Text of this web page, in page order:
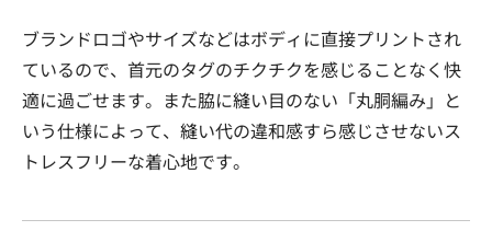
ブランドロゴやサイズなどはボディに直接プリントされ
ているので、首元のタグのチクチクを感じることなく快
適に過ごせます。また脇に縫い目のない「丸胴編み」と
いう仕様によって、縫い代の違和感すら感じさせないス
トレスフリーな着心地です。